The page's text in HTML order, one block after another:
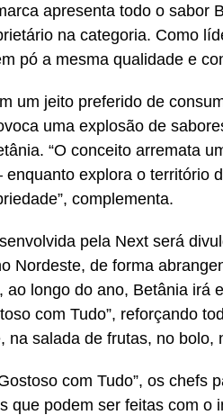
apresenta todo o sabor
na categoria. Como
pó a mesma qualidade e
um jeito preferido de
uma explosão de
“O conceito arremata
enquanto explora o território
complementa.
pela Next será
Nordeste, de forma
ao longo do ano, Betânia irá
com Tudo”, reforçando
na salada de frutas, no bolo,
com Tudo”, os chefs
que podem ser feitas com o